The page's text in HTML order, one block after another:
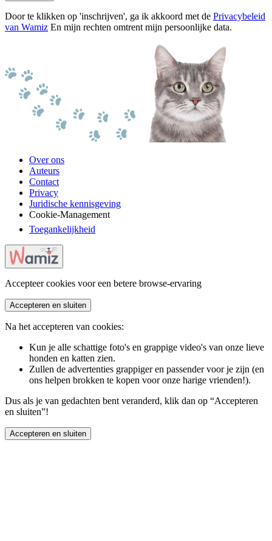
Door te klikken op 'inschrijven', ga ik akkoord met de Privacybeleid
van Wamiz En mijn rechten omtrent mijn persoonlijke data.
Over ons
Auteurs
Contact
Privacy
Juridische kennisgeving
Cookie-Management
Toegankelijkheid
Accepteer cookies voor een betere browse-ervaring
Accepteren en sluiten
Na het accepteren van cookies:
Kun je alle schattige foto's en grappige video's van onze lieve
honden en katten zien.
Zullen de advertenties grappiger en passender voor je zijn (en
ons helpen brokken te kopen voor onze harige vrienden!).
Dus als je van gedachten bent veranderd, klik dan op “Accepteren
en sluiten”!
Accepteren en sluiten